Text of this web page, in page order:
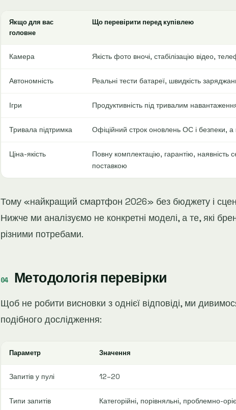
Якщо для вас
головне
Що перевірити перед купівлею
Камера Якість фото вночі, стабілізацію відео,
Автономність Реальні тести батареї, швидкість
Ігри Продуктивність під тривалим
Тривала підтримка Офіційний строк оновлень ОС і безпеки, а
Ціна-якість
Повну комплектацію, гарантію, наявність
поставкою
Тому «найкращий смартфон 2026» без бюджету і
Нижче ми аналізуємо не конкретні моделі, а те, які
різними потребами.
Методологія перевірки
Щоб не робити висновки з однієї відповіді, ми
подібного дослідження:
Параметр Значення
Запитів у пулі 12–20
Типи запитів Категорійні, порівняльні, проблемно-